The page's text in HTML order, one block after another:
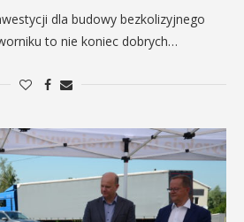
dla budowy bezkolizyjnego
to nie koniec dobrych…